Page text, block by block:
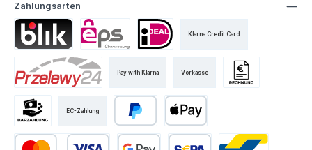
Zahlungsarten
Klarna Credit Card
Pay with Klarna Vorkasse
EC-Zahlung